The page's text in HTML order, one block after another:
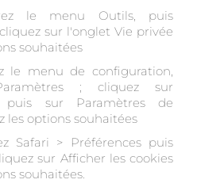
le menu Outils, puis
sur l'onglet Vie privée
souhaitées
le menu de configuration,
; cliquez sur
puis sur Paramètres de
les options souhaitées
Safari > Préférences puis
sur Afficher les cookies
souhaitées.